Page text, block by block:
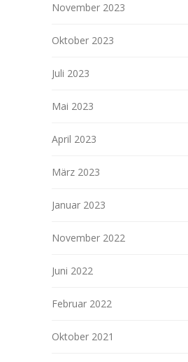
November 2023
Oktober 2023
Juli 2023
Mai 2023
April 2023
März 2023
Januar 2023
November 2022
Juni 2022
Februar 2022
Oktober 2021